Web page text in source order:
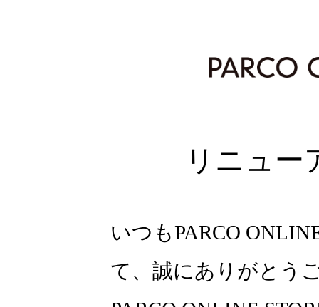
リニュー
いつもPARCO
て、誠にありがとう